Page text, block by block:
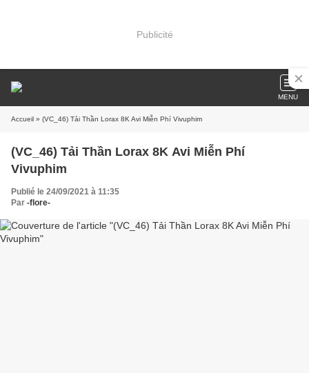
Publicité
MENU
Accueil » (VC_46) Tải Thần Lorax 8K Avi Miễn Phí Vivuphim
(VC_46) Tải Thần Lorax 8K Avi Miễn Phí
Vivuphim
Publié le 24/09/2021 à 11:35
Par -flore-